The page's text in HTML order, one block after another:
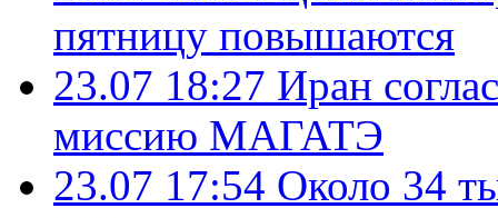
пятницу повышаются
23.07 18:27 Иран
миссию МАГАТЭ
23.07 17:54 Около 34